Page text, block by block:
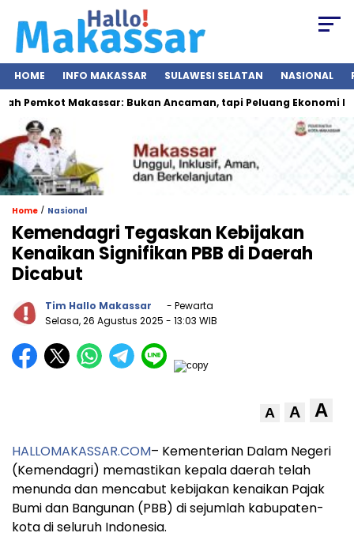
HOME INFO MAKASSAR SULAWESI SELATAN NASIONAL
Pemkot Makassar: Bukan Ancaman, tapi Peluang Ekonomi
Home / Nasional
Kemendagri Tegaskan Kebijakan
Kenaikan Signifikan PBB di Daerah
Dicabut
Tim Hallo Makassar
- Pewarta
Selasa, 26 Agustus 2025 - 13:03 WIB
A A A
HALLOMAKASSAR.COM– Kementerian Dalam Negeri
(Kemendagri) memastikan kepala daerah telah
menunda dan mencabut kebijakan kenaikan Pajak
Bumi dan Bangunan (PBB) di sejumlah kabupaten-
kota di seluruh Indonesia.